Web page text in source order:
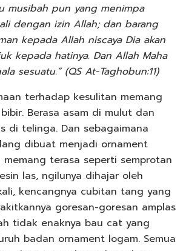
musibah pun yang menimpa
dengan izin Allah; dan barang
kepada Allah niscaya Dia akan
kepada hatinya. Dan Allah Maha
sesuatu.” (QS At-Taghobun:11)
terhadap kesulitan memang
Berasa asam di mulut dan
di telinga. Dan sebagaimana
dibuat menjadi ornament
terasa seperti semprotan
las, ngilunya dihajar oleh
kencangnya cubitan tang yang
goresan-goresan amplas
tidak enaknya bau cat yang
badan ornament logam. Semua